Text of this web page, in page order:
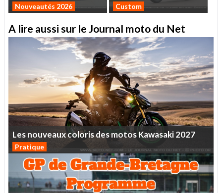
Nouveautés 2026
Custom
A lire aussi sur le Journal moto du Net
LesnouveauxcolorisdesmotosKawasaki2027
Pratique